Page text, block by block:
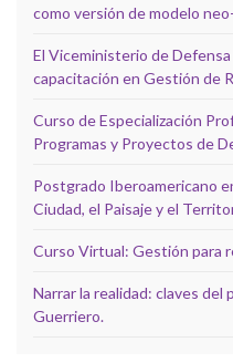
como versión de modelo
El Viceministerio de
capacitación en Gestión de
Curso de Especialización
Programas y Proyectos de
Postgrado Iberoamericano
Ciudad, el Paisaje y el
Curso Virtual: Gestión para
Narrar la realidad: claves del
Guerriero.